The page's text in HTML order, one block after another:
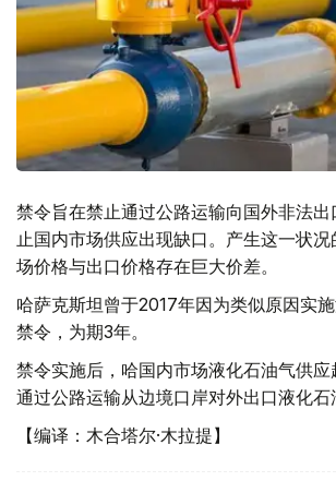
禁令旨在禁止通过公路运输向国外非法
止国内市场供应出现缺口。产生这一状
场价格与出口价格存在巨大价差。
哈萨克斯坦曾于2017年因为类似原因实
禁令，为期3年。
禁令实施后，哈国内市场液化石油气供
通过公路运输从边境口岸对外出口液化石
【编译：木合塔尔·木拉提】